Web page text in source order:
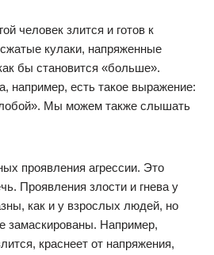
человек злится и готов к
кулаки, напряженные
бы становится «больше».
например, есть такое выражение:
Мы можем также слышать
проявления агрессии. Это
Проявления злости и гнева у
как и у взрослых людей, но
замаскированы. Например,
краснеет от напряжения,